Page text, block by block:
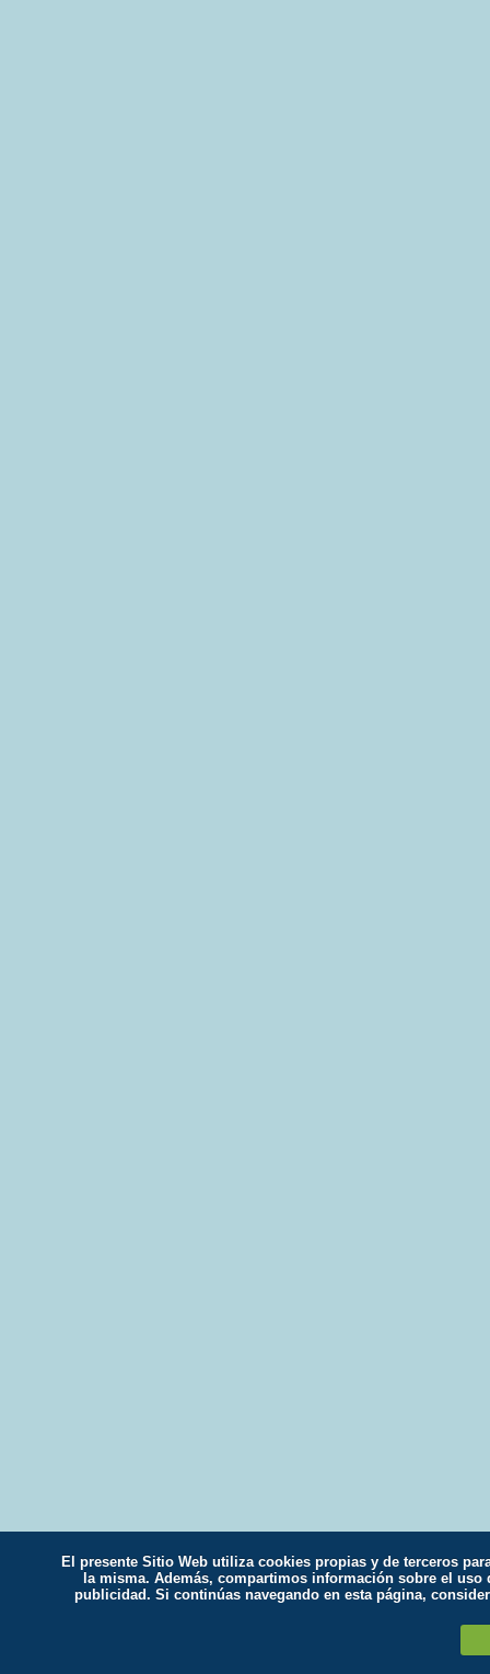
El presente Sitio Web utiliza cookies propias y de terceros
la misma. Además, compartimos información sobre el
publicidad. Si continúas navegando en esta página,